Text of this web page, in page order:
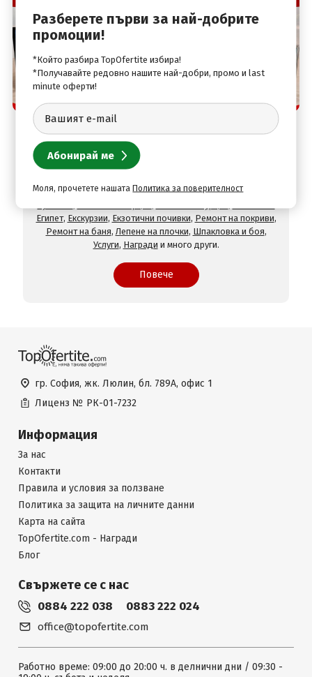
Защо да изберете нас
TopOfertite.com - най-предпочитан онлайн сайт
за почивки и услуги с отстъпки
При нас ще намерите оферти за
СПА хотели
Хисаря,Хотели в Сандански,Хотели в Девин,Почивки в
Египет, Екскурзии, Екзотични почивки, Ремонт на покриви,
Ремонт на баня, Лепене на плочки, Шпакловка и боя,
Услуги, Награди и много други.
Повече
гр. София, жк. Люлин, бл. 789А, офис 1
Лиценз № РК-01-7232
Информация
За нас
Контакти
Правила и условия за ползване
Политика за защита на личните данни
Карта на сайта
TopOfertite.com - Награди
Блог
Свържете се с нас
0884 222 038 0883 222 024
office@topofertite.com
Работно време: 09:00 до 20:00 ч. в делнични дни / 09:30 -
Разберете първи за най-добрите
промоции!
*Който разбира TopOfertite избира!
*Получавайте редовно нашите най-добри, промо и last
minute оферти!
Моля, прочетете нашатаПолитика за поверителност